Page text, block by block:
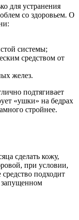
для устранения
со здоровьем. О
системы;
средством от
желез.
подтягивает
«ушки» на бедрах
стройнее.
сделать кожу,
при условии,
подходит
запущенном